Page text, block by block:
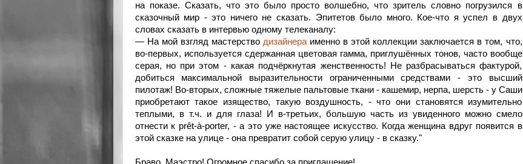
на показе. Сказать, что это было просто волшебно, что зритель словно погрузился в
сказочный мир - это ничего не сказать. Эпитетов было много. Кое-что я успел в двух
словах сказать в интервью одному телеканалу:
— На мой взгляд мастерство дизайнера именно в этой коллекции заключается в том, что,
во-первых, используется сдержанная цветовая гамма, приглушённых тонов, часто вообще
серая, но при этом - какая подчёркнутая женственность! Не разбрасываться фактурой,
добиться максимальной выразительности ограниченными средствами - это высший
пилотаж! Во-вторых, сложные тяжелые пальтовые ткани - кашемир, нерпа, шерсть - у Саши
приобретают такое изящество, такую воздушность, - что они становятся изумительно
теплыми, в т.ч. и для глаза! И в-третьих, большую часть из увиденного можно смело
отнести к prêt-à-porter, - а это уже настоящее искусство. Когда женщина вдруг появится в
этой сказке на улице - она превратит собой серую улицу - в сказку."